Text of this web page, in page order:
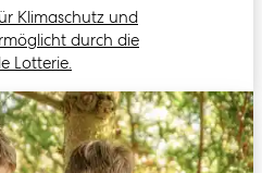
Klimaschutz und
durch die
Lotterie.